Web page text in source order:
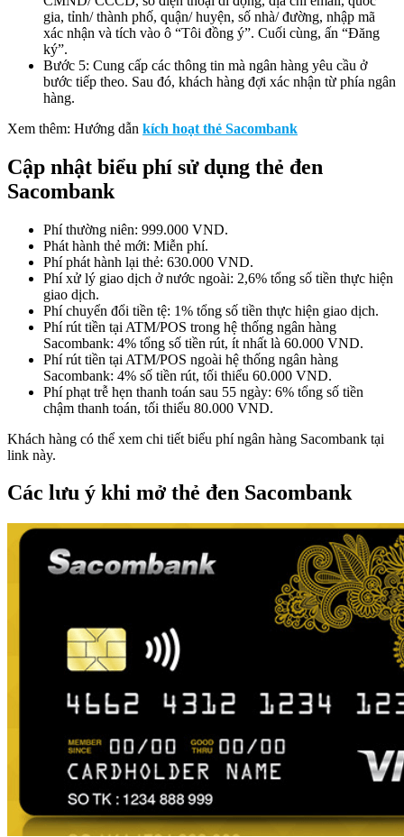
gia, tỉnh/ thành phố, quận/ huyện, số nhà/ đường, nhập mã
xác nhận và tích vào ô “Tôi đồng ý”. Cuối cùng, ấn “Đăng
ký”.
Bước 5: Cung cấp các thông tin mà ngân hàng yêu cầu ở
bước tiếp theo. Sau đó, khách hàng đợi xác nhận từ phía ngân
hàng.
Xem thêm: Hướng dẫn kích hoạt thẻ Sacombank
Cập nhật biểu phí sử dụng thẻ đen
Sacombank
Phí thường niên: 999.000 VND.
Phát hành thẻ mới: Miễn phí.
Phí phát hành lại thẻ: 630.000 VND.
Phí xử lý giao dịch ở nước ngoài: 2,6% tổng số tiền thực hiện
giao dịch.
Phí chuyển đổi tiền tệ: 1% tổng số tiền thực hiện giao dịch.
Phí rút tiền tại ATM/POS trong hệ thống ngân hàng
Sacombank: 4% tổng số tiền rút, ít nhất là 60.000 VND.
Phí rút tiền tại ATM/POS ngoài hệ thống ngân hàng
Sacombank: 4% số tiền rút, tối thiểu 60.000 VND.
Phí phạt trễ hẹn thanh toán sau 55 ngày: 6% tổng số tiền
chậm thanh toán, tối thiểu 80.000 VND.
Khách hàng có thể xem chi tiết biểu phí ngân hàng Sacombank tại
link này.
Các lưu ý khi mở thẻ đen Sacombank